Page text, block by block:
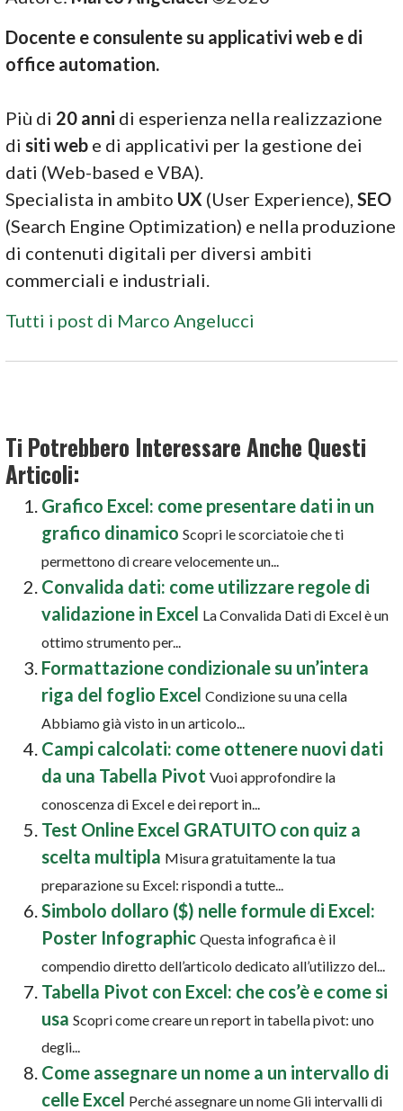
Docente e consulente su applicativi web e di
office automation.
Più di 20 anni di esperienza nella realizzazione
di siti web e di applicativi per la gestione dei
dati (Web-based e VBA).
Specialista in ambito UX (User Experience),SEO
(Search Engine Optimization) e nella produzione
di contenuti digitali per diversi ambiti
commerciali e industriali.
Tutti i post di Marco Angelucci
Ti Potrebbero Interessare Anche Questi
Articoli:
Grafico Excel: come presentare dati in un
grafico dinamico Scopri le scorciatoie che ti
permettono di creare velocemente un...
Convalida dati: come utilizzare regole di
validazione in Excel La Convalida Dati di Excel è un
ottimo strumento per...
Formattazione condizionale su un’intera
riga del foglio Excel Condizione su una cella
Abbiamo già visto in un articolo...
Campi calcolati: come ottenere nuovi dati
da una Tabella Pivot Vuoi approfondire la
conoscenza di Excel e dei report in...
Test Online Excel GRATUITO con quiz a
scelta multipla Misura gratuitamente la tua
preparazione su Excel: rispondi a tutte...
Simbolo dollaro ($) nelle formule di Excel:
Poster Infographic Questa infografica è il
compendio diretto dell’articolo dedicato all’utilizzo del...
Tabella Pivot con Excel: che cos’è e come si
usa Scopri come creare un report in tabella pivot: uno
degli...
Come assegnare un nome a un intervallo di
celle Excel Perché assegnare un nome Gli intervalli di